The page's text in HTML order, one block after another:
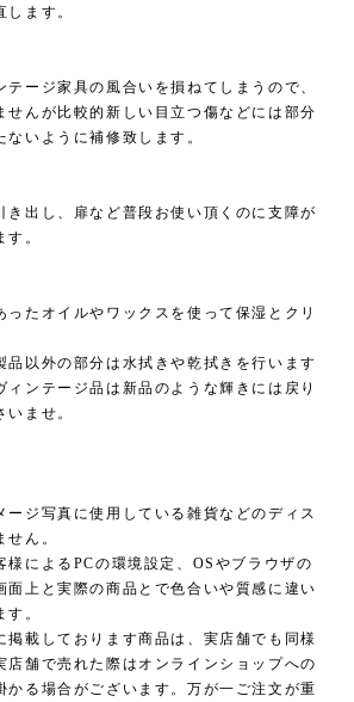
ます。
テージ家具の風合いを損ねてしまうので、
せんが比較的新しい目立つ傷などには部分
いように補修致します。
き出し、扉など普段お使い頂くのに支障が
。
ったオイルやワックスを使って保湿とクリ
品以外の部分は水拭きや乾拭きを行います
ィンテージ品は新品のような輝きには戻り
ませ。
ージ写真に使用している雑貨などのディス
ん。
様によるPCの環境設定、OSやブラウザの
面上と実際の商品とで色合いや質感に違い
。
掲載しております商品は、実店舗でも同様
店舗で売れた際はオンラインショップへの
かる場合がございます。万が一ご注文が重